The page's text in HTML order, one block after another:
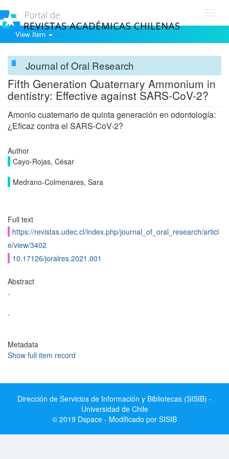
View Item
Journal of Oral Research
Fifth Generation Quaternary Ammonium in
dentistry: Effective against SARS-CoV-2?
Amonio cuaternario de quinta generación en odontología:
¿Eficaz contra el SARS-CoV-2?
Author
Cayo-Rojas, César
Medrano-Colmenares, Sara
Full text
https://revistas.udec.cl/index.php/journal_of_oral_research/articl
e/view/3402
10.17126/joralres.2021.001
Abstract
.
.
Metadata
Show full item record
Dirección de Servicios de Información y Bibliotecas (SISIB) -
Universidad de Chile
© 2019 Dspace - Modificado por SISIB